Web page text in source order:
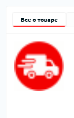
Все о товаре